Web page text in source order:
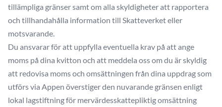
tillämpliga gränser samt om alla skyldigheter att rapportera
och tillhandahålla information till Skatteverket eller
motsvarande.
Du ansvarar för att uppfylla eventuella krav på att ange
moms på dina kvitton och att meddela oss om du är skyldig
att redovisa moms och omsättningen från dina uppdrag som
utförs via Appen överstiger den nuvarande gränsen enligt
lokal lagstiftning för mervärdesskattepliktig omsättning